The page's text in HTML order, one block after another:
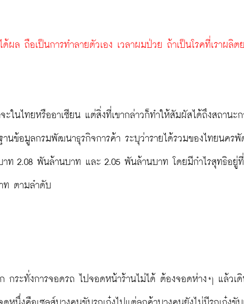
ผล ถือเป็นการทำลายตัวเอง เวลาผมป่วย ถ้าเป็นโรคที่เราผลิต
ในไทยหรืออาเซียน แต่สิ่งที่เขากล่าวก็ทำให้สัมผัสได้ถึงสถานะก
นข้อมูลกรมพัฒนาธุรกิจการค้า ระบุว่ารายได้รวมของไทยนคร
าท 2.08 พันล้านบาท และ 2.05 พันล้านบาท โดยมีกำไรสุทธิอยู่ที่
ท ตามลำดับ
กระทั่งการจอดรถ ไปจอดหน้าร้านไม่ได้ ต้องจอดห่างๆ แล้วเ